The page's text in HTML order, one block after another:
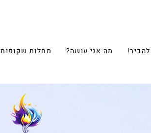
מה אני עושה? מחלות שקופות